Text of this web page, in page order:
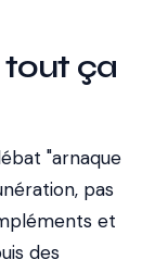
tout ça
"arnaque
pas
et
des